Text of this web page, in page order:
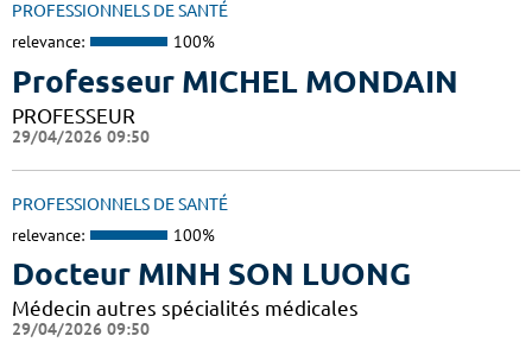
PROFESSIONNELS DE SANTÉ
relevance: 100%
Professeur MICHEL MONDAIN
PROFESSEUR
29/04/2026 09:50
PROFESSIONNELS DE SANTÉ
relevance: 100%
Docteur MINH SON LUONG
Médecin autres spécialités médicales
29/04/2026 09:50